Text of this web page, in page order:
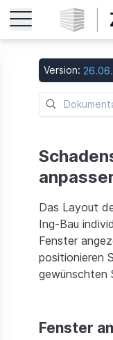
Startseite
Features
Release Notes
Schulungen
Download
Preise
Version:
Das Layout
Ing-Bau
Fenster
positionieren
gewünschten
Fenster